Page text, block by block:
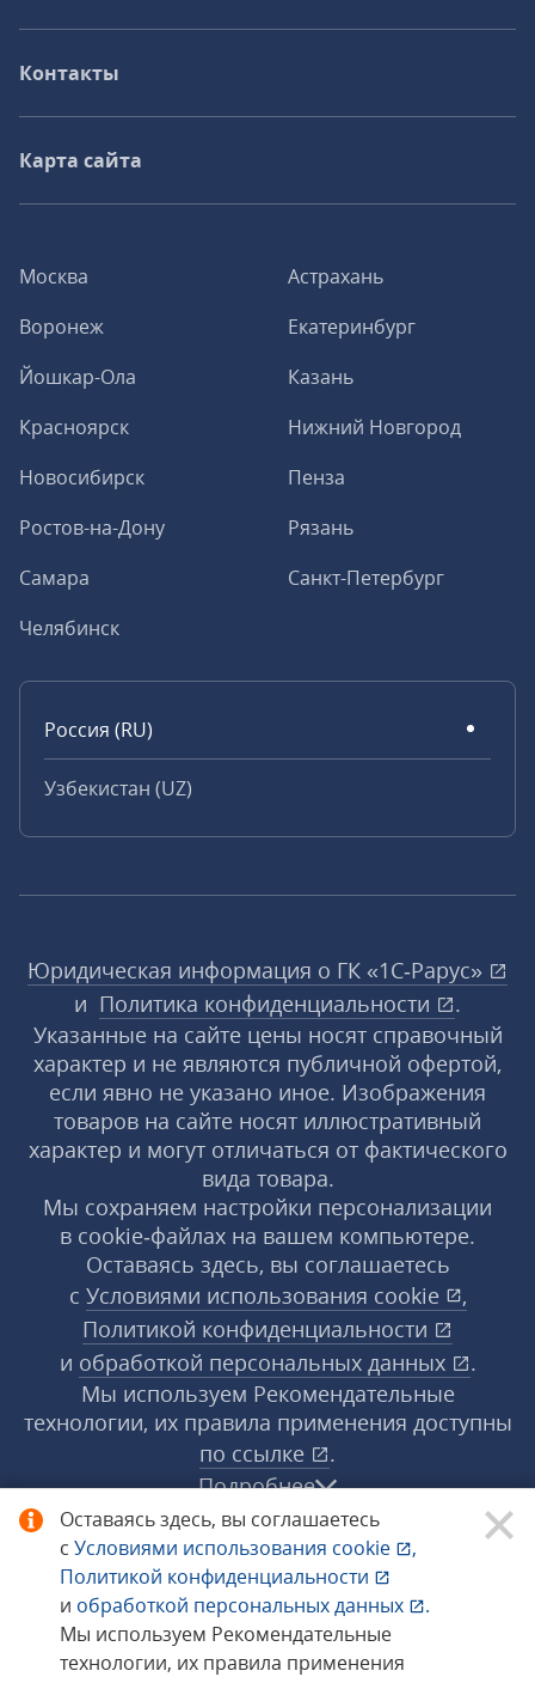
Оставаясь здесь, вы соглашаетесь
с Условиями использования cookie
,
Политикой конфиденциальности
и обработкой персональных данных
.
Мы используем Рекомендательные
технологии, их правила применения
Москва
Астрахань
Воронеж
Екатеринбург
Йошкар-Ола
Казань
Красноярск
Нижний Новгород
Новосибирск
Пенза
Ростов-на-Дону
Рязань
Самара
Санкт-Петербург
Челябинск
Россия (RU)
Узбекистан (UZ)
Контакты
Карта сайта
Юридическая информация о ГК «1С‑Рарус»
и Политика конфиденциальности
.
Указанные на сайте цены носят справочный
характер и не являются публичной офертой,
если явно не указано иное. Изображения
товаров на сайте носят иллюстративный
характер и могут отличаться от фактического
вида товара.
Мы сохраняем настройки персонализации
в cookie‑файлах на вашем компьютере.
Оставаясь здесь, вы соглашаетесь
с Условиями использования cookie
,
Политикой конфиденциальности
и обработкой персональных данных
.
Мы используем Рекомендательные
технологии, их правила применения доступны
по ссылке
.
Подробнее
© 1998−2026 «1С‑Рарус» ®. Все права
защищены.
Сообщить об ошибке